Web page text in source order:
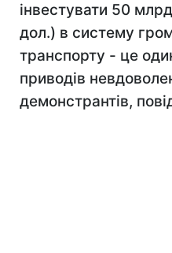
інвестувати 50
дол.) в систему
транспорту - це
приводів
демонстрантів,